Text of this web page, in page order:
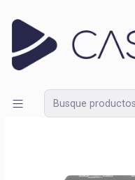
Inicio